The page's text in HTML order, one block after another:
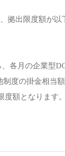
拠出限度額が以
、各月の企業型
制度の掛金相当
度額となります